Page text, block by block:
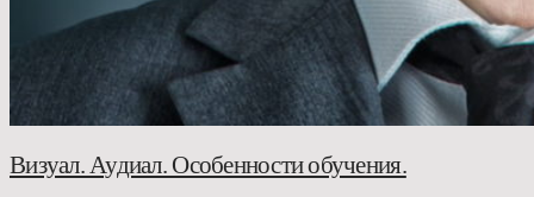
Визуал. Аудиал. Особенности обучения.